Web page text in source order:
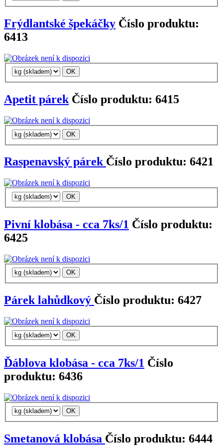
Frýdlantské špekáčky Číslo produktu:
6413
Apetit párek Číslo produktu: 6415
Raspenavský párek Číslo produktu: 6421
Pivní klobása - cca 7ks/1 Číslo produktu:
6425
Párek lahůdkový Číslo produktu: 6427
Ďáblova klobása - cca 7ks/1 Číslo
produktu: 6436
Smetanová klobása Číslo produktu: 6444